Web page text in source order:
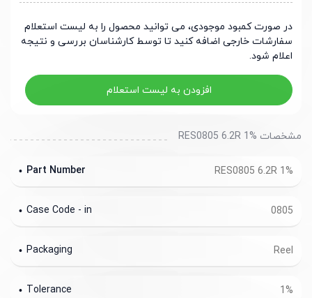
در صورت کمبود موجودی، می توانید محصول را به لیست استعلام
سفارشات خارجی اضافه کنید تا توسط کارشناسان بررسی و نتیجه
اعلام شود.
افزودن به لیست استعلام
مشخصات RES0805 6.2R 1%
RES0805 6.2R 1%
Part Number
0805
Case Code - in
Reel
Packaging
1%
Tolerance